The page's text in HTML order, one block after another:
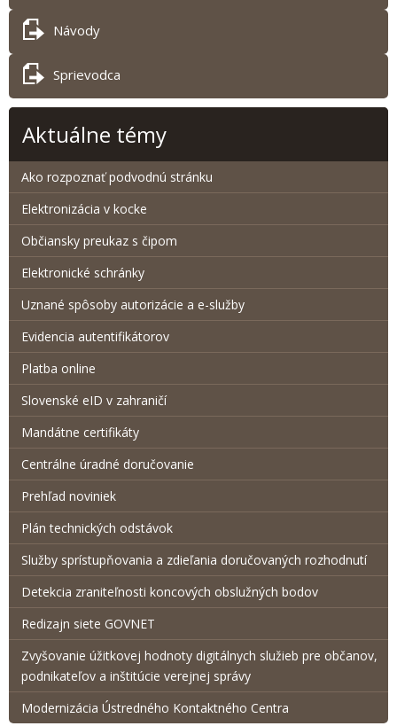
Návody
Sprievodca
Aktuálne témy
Ako rozpoznať podvodnú stránku
Elektronizácia v kocke
Občiansky preukaz s čipom
Elektronické schránky
Uznané spôsoby autorizácie a e-služby
Evidencia autentifikátorov
Platba online
Slovenské eID v zahraničí
Mandátne certifikáty
Centrálne úradné doručovanie
Prehľad noviniek
Plán technických odstávok
Služby sprístupňovania a zdieľania doručovaných rozhodnutí
Detekcia zraniteľnosti koncových obslužných bodov
Redizajn siete GOVNET
Zvyšovanie úžitkovej hodnoty digitálnych služieb pre občanov,
podnikateľov a inštitúcie verejnej správy
Modernizácia Ústredného Kontaktného Centra